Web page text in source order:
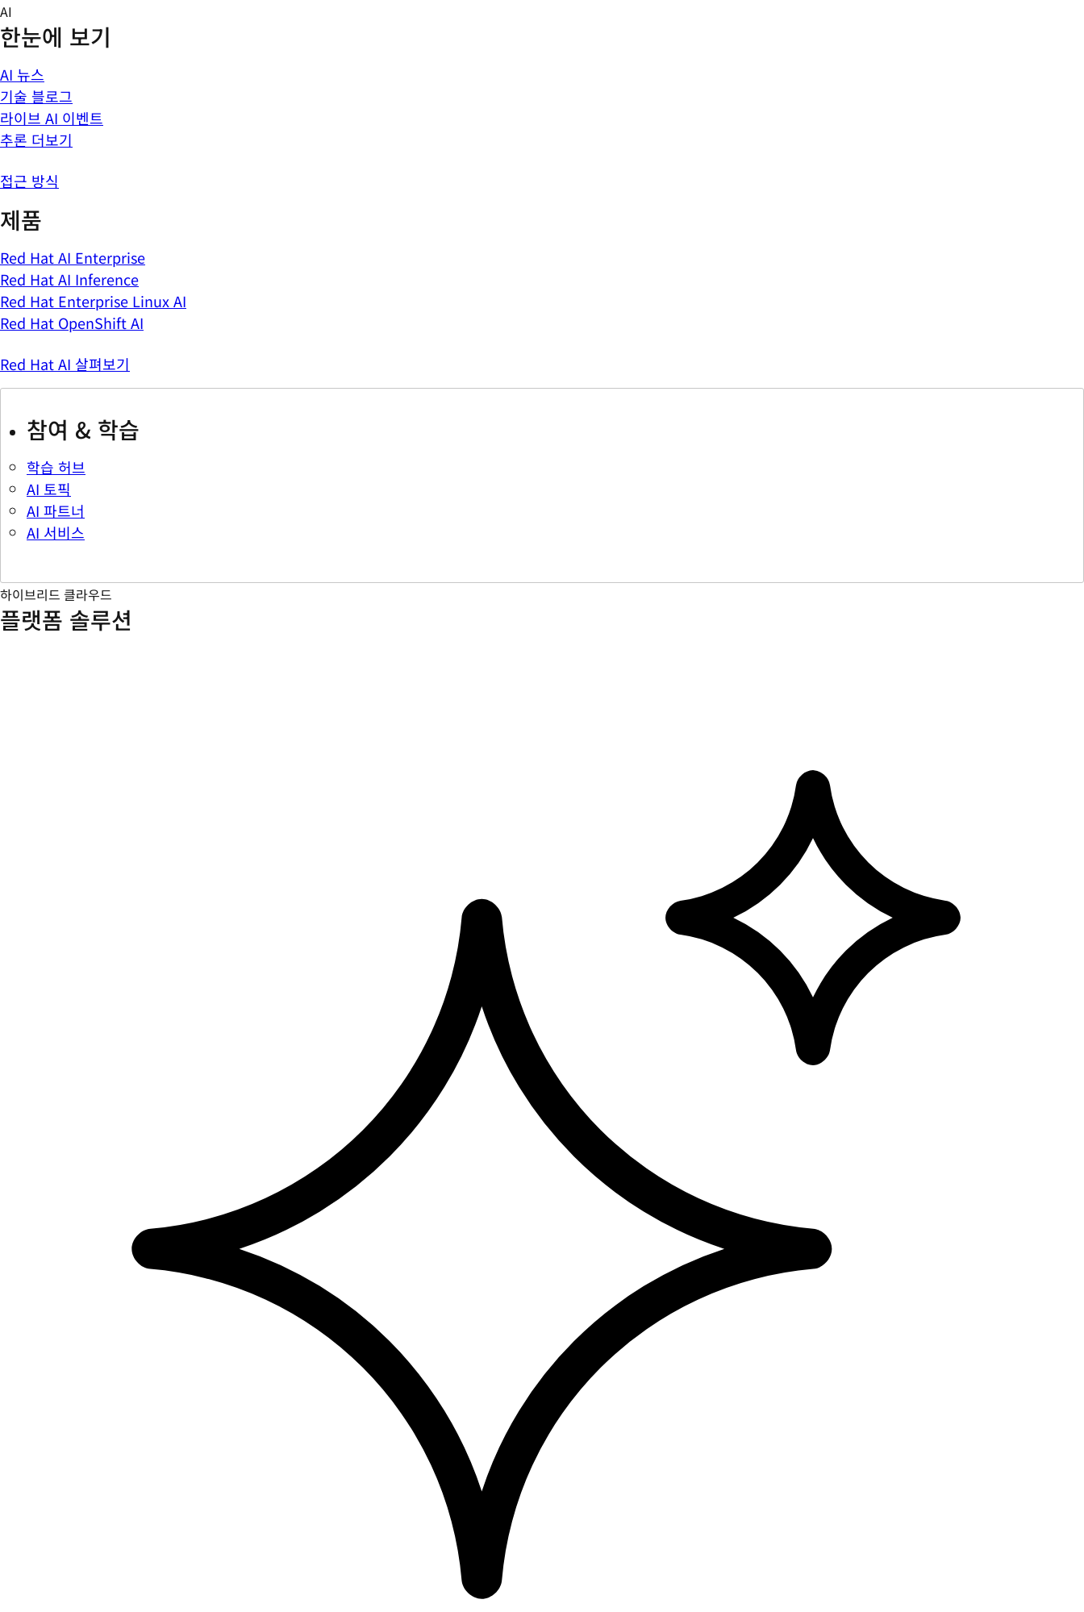
Skip
to
content
AI
한눈에 보기
AI 뉴스
기술 블로그
라이브 AI 이벤트
추론 더보기
접근 방식
제품
Red Hat AI Enterprise
Red Hat AI Inference
Red Hat Enterprise Linux AI
Red Hat OpenShift AI
Red Hat AI 살펴보기
참여 & 학습
학습 허브
AI 토픽
AI 파트너
AI 서비스
하이브리드 클라우드
플랫폼 솔루션